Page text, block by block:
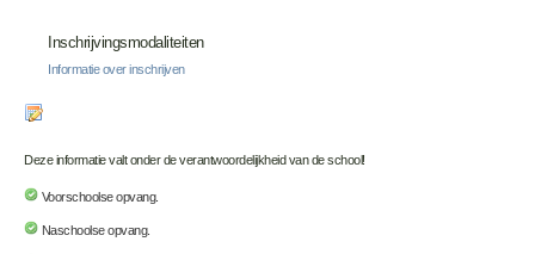
Inschrijvingsmodaliteiten
Informatie over inschrijven
Deze informatie valt onder de verantwoordelijkheid van de school!
Voorschoolse opvang.
Naschoolse opvang.